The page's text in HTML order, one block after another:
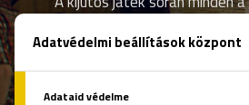
megoldásához egy kicsit
agyad, mint teszed azt a
mindennel összefügg, a